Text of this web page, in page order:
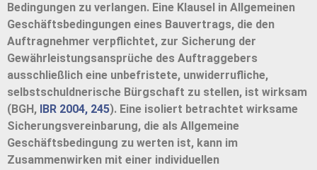
Bedingungen zu verlangen. Eine Klausel in Allgemeinen
Geschäftsbedingungen eines Bauvertrags, die den
Auftragnehmer verpflichtet, zur Sicherung der
Gewährleistungsansprüche des Auftraggebers
ausschließlich eine unbefristete, unwiderrufliche,
selbstschuldnerische Bürgschaft zu stellen, ist wirksam
(BGH, IBR 2004, 245). Eine isoliert betrachtet wirksame
Sicherungsvereinbarung, die als Allgemeine
Geschäftsbedingung zu werten ist, kann im
Zusammenwirken mit einer individuellen